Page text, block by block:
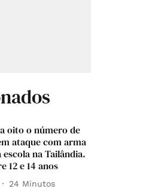
oito o número de
ataque com arma
escola na Tailândia.
12 e 14 anos
24 Minutos